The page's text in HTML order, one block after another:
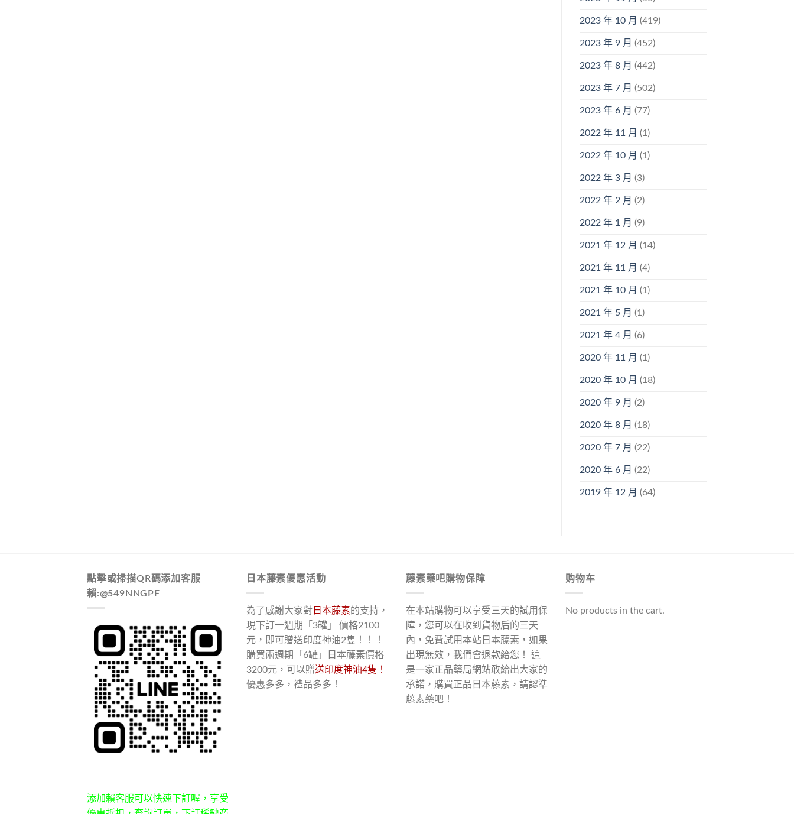
2023 年 10 月 (419)
2023 年 9 月 (452)
2023 年 8 月 (442)
2023 年 7 月 (502)
2023 年 6 月 (77)
2022 年 11 月 (1)
2022 年 10 月 (1)
2022 年 3 月 (3)
2022 年 2 月 (2)
2022 年 1 月 (9)
2021 年 12 月 (14)
2021 年 11 月 (4)
2021 年 10 月 (1)
2021 年 5 月 (1)
2021 年 4 月 (6)
2020 年 11 月 (1)
2020 年 10 月 (18)
2020 年 9 月 (2)
2020 年 8 月 (18)
2020 年 7 月 (22)
2020 年 6 月 (22)
2019 年 12 月 (64)
點擊或掃描QR碼添加客服
賴:@549NNGPF
添加賴客服可以快速下訂喔，享受
日本藤素優惠活動
為了感謝大家對 日本藤素的支持，
現下訂一週期「3罐」 價格2100
元，即可贈送印度神油2隻！！！
購買兩週期「6罐」日本藤素價格
3200元，可以贈送印度神油4隻！
優惠多多，禮品多多！
藤素藥吧購物保障
在本站購物可以享受三天的試用保
障，您可以在收到貨物后的三天
內，免費試用本站日本藤素，如果
出現無效，我們會退款給您！ 這
是一家正品藥局網站敢給出大家的
承諾，購買正品日本藤素，請認準
藤素藥吧！
购物车
No products in the cart.